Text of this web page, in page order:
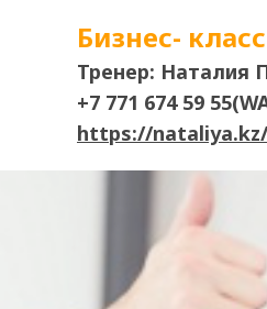
Бизнес- класс
Тренер: Наталия
+7 771 674 59
https://nataliya.kz/